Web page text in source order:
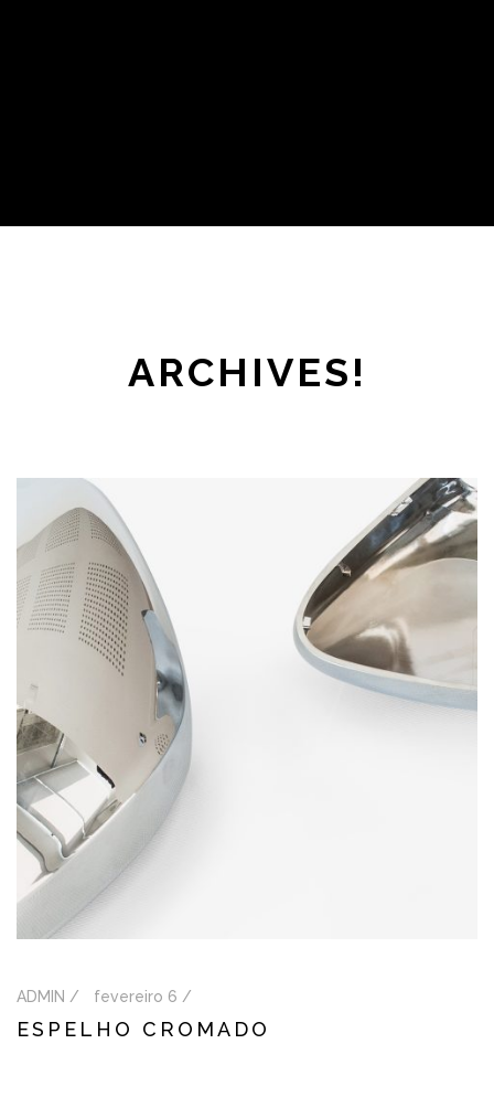
ARCHIVES!
ADMIN / fevereiro 6 /
ESPELHO CROMADO